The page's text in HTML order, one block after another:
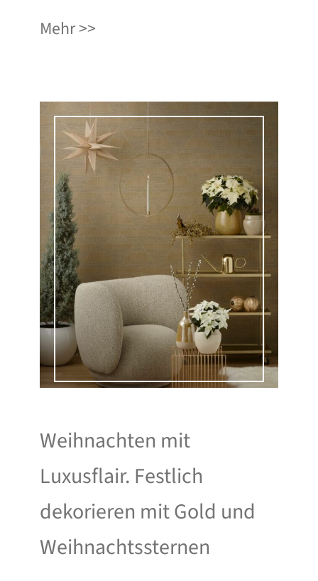
Mehr
Weihnachten mit
Luxusflair. Festlich
dekorieren mit Gold und
Weihnachtssternen